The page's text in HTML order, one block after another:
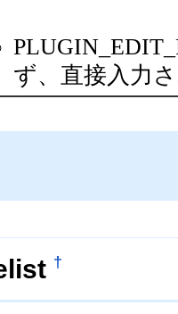
ず、直接入力
†